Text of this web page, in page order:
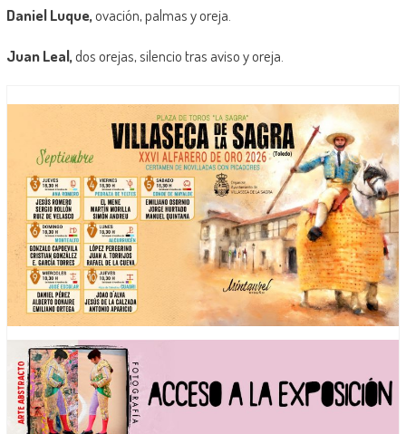
Daniel Luque,ovación, palmas y oreja.
Juan Leal,dos orejas, silencio tras aviso y oreja.